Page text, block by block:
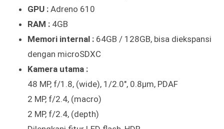
GPU : Adreno 610
RAM : 4GB
Memori internal : 64GB / 128GB, bisa diekspansi
dengan microSDXC
Kamera utama :
48 MP, f/1.8, (wide), 1/2.0″, 0.8µm, PDAF
2 MP, f/2.4, (macro)
2 MP, f/2.4, (depth)